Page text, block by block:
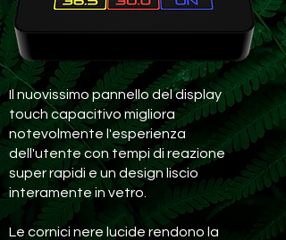
Il nuovissimo pannello del display
touch capacitivo migliora
notevolmente l'esperienza
dell'utente con tempi di reazione
super rapidi e un design liscio
interamente in vetro.
Le cornici nere lucide rendono la